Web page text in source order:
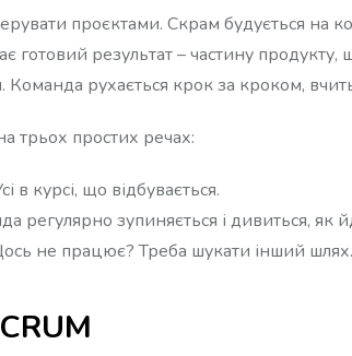
проєктами. Скрам будується на
готовий результат – частину
Команда рухається крок за кроком,
трьох простих речах:
в курсі, що відбувається.
регулярно зупиняється і дивиться, як
не працює? Треба шукати інший шлях.